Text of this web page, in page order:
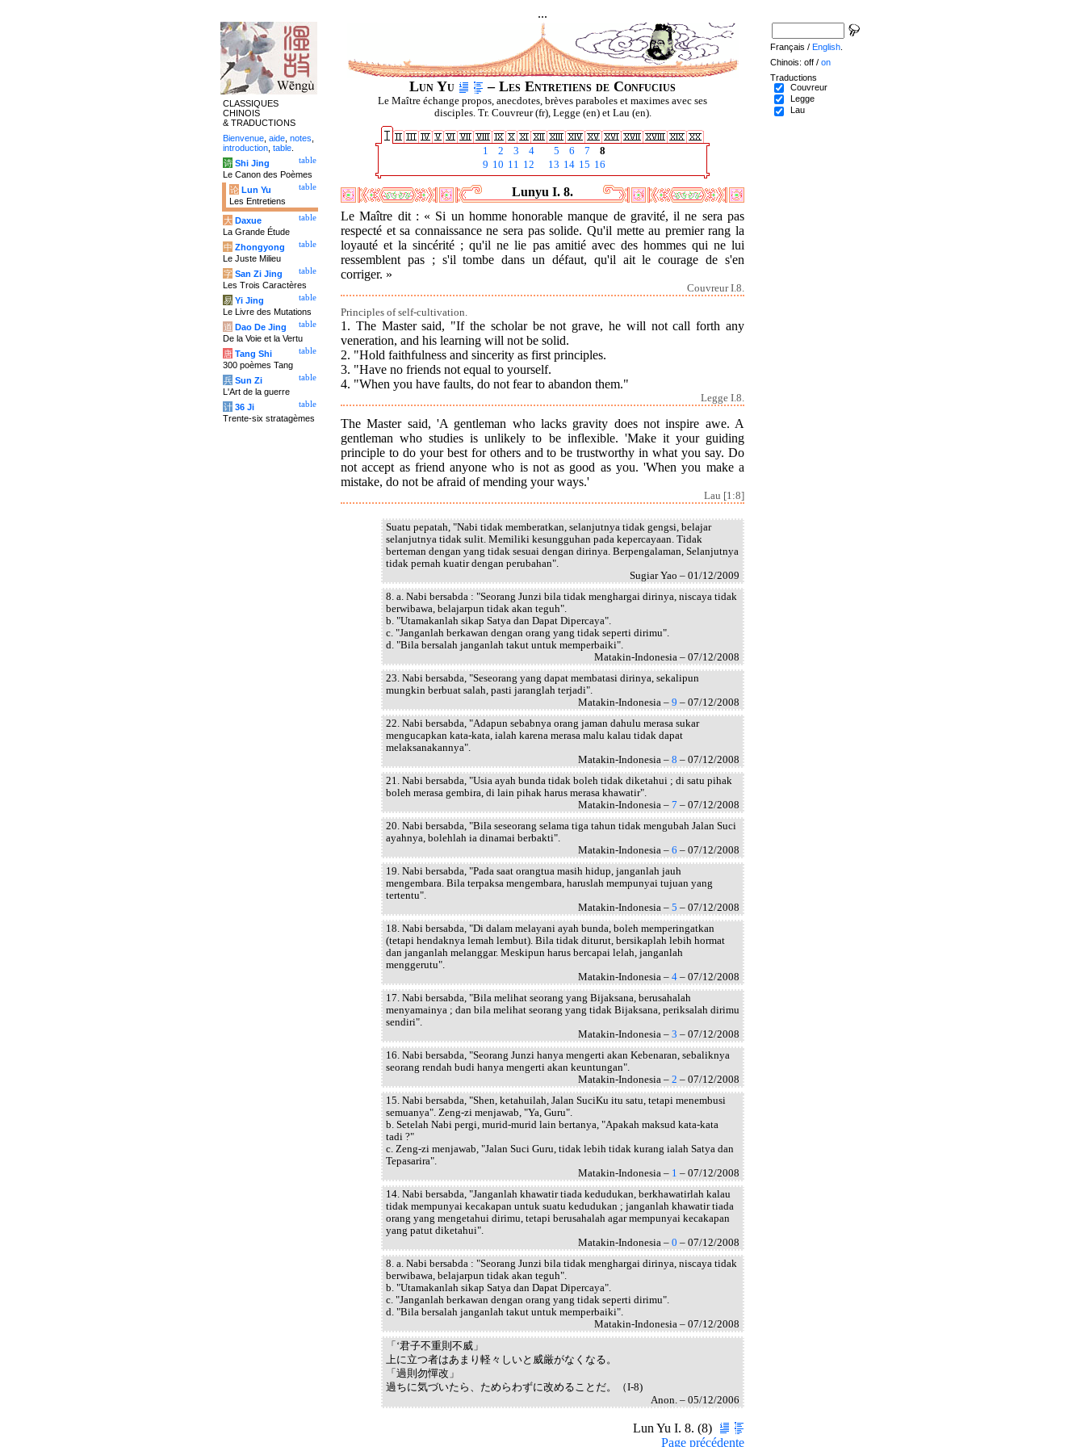
...
Lun Yu – Les Entretiens de Confucius
Le Maître échange propos, anecdotes, brèves paraboles et maximes avec ses
disciples. Tr. Couvreur (fr), Legge (en) et Lau (en).
1 2 3 4 5 6 7
8
9 10 11 12 13 14 15 16
Lunyu I. 8.
Le Maître dit : « Si un homme honorable manque de gravité, il ne sera pas
respecté et sa connaissance ne sera pas solide. Qu'il mette au premier rang la
loyauté et la sincérité ; qu'il ne lie pas amitié avec des hommes qui ne lui
ressemblent pas ; s'il tombe dans un défaut, qu'il ait le courage de s'en
corriger. »
Couvreur I.8.
Principles of self-cultivation.
1. The Master said, "If the scholar be not grave, he will not call forth any
veneration, and his learning will not be solid.
2. "Hold faithfulness and sincerity as first principles.
3. "Have no friends not equal to yourself.
4. "When you have faults, do not fear to abandon them."
Legge I.8.
The Master said, 'A gentleman who lacks gravity does not inspire awe. A
gentleman who studies is unlikely to be inflexible. 'Make it your guiding
principle to do your best for others and to be trustworthy in what you say. Do
not accept as friend anyone who is not as good as you. 'When you make a
mistake, do not be afraid of mending your ways.'
Lau [1:8]
Suatu pepatah, "Nabi tidak memberatkan, selanjutnya tidak gengsi, belajar
selanjutnya tidak sulit. Memiliki kesungguhan pada kepercayaan. Tidak
berteman dengan yang tidak sesuai dengan dirinya. Berpengalaman, Selanjutnya
tidak pernah kuatir dengan perubahan".
Sugiar Yao – 01/12/2009
8. a. Nabi bersabda : "Seorang Junzi bila tidak menghargai dirinya, niscaya tidak
berwibawa, belajarpun tidak akan teguh".
b. "Utamakanlah sikap Satya dan Dapat Dipercaya".
c. "Janganlah berkawan dengan orang yang tidak seperti dirimu".
d. "Bila bersalah janganlah takut untuk memperbaiki".
Matakin-Indonesia – 07/12/2008
23. Nabi bersabda, "Seseorang yang dapat membatasi dirinya, sekalipun
mungkin berbuat salah, pasti jaranglah terjadi".
Matakin-Indonesia – 9 – 07/12/2008
22. Nabi bersabda, "Adapun sebabnya orang jaman dahulu merasa sukar
mengucapkan kata-kata, ialah karena merasa malu kalau tidak dapat
melaksanakannya".
Matakin-Indonesia – 8 – 07/12/2008
21. Nabi bersabda, "Usia ayah bunda tidak boleh tidak diketahui ; di satu pihak
boleh merasa gembira, di lain pihak harus merasa khawatir".
Matakin-Indonesia – 7 – 07/12/2008
20. Nabi bersabda, "Bila seseorang selama tiga tahun tidak mengubah Jalan Suci
ayahnya, bolehlah ia dinamai berbakti".
Matakin-Indonesia – 6 – 07/12/2008
19. Nabi bersabda, "Pada saat orangtua masih hidup, janganlah jauh
mengembara. Bila terpaksa mengembara, haruslah mempunyai tujuan yang
tertentu".
Matakin-Indonesia – 5 – 07/12/2008
18. Nabi bersabda, "Di dalam melayani ayah bunda, boleh memperingatkan
(tetapi hendaknya lemah lembut). Bila tidak diturut, bersikaplah lebih hormat
dan janganlah melanggar. Meskipun harus bercapai lelah, janganlah
menggerutu".
Matakin-Indonesia – 4 – 07/12/2008
17. Nabi bersabda, "Bila melihat seorang yang Bijaksana, berusahalah
menyamainya ; dan bila melihat seorang yang tidak Bijaksana, periksalah dirimu
sendiri".
Matakin-Indonesia – 3 – 07/12/2008
16. Nabi bersabda, "Seorang Junzi hanya mengerti akan Kebenaran, sebaliknya
seorang rendah budi hanya mengerti akan keuntungan".
Matakin-Indonesia – 2 – 07/12/2008
15. Nabi bersabda, "Shen, ketahuilah, Jalan SuciKu itu satu, tetapi menembusi
semuanya". Zeng-zi menjawab, "Ya, Guru".
b. Setelah Nabi pergi, murid-murid lain bertanya, "Apakah maksud kata-kata
tadi ?"
c. Zeng-zi menjawab, "Jalan Suci Guru, tidak lebih tidak kurang ialah Satya dan
Tepasarira".
Matakin-Indonesia – 1 – 07/12/2008
14. Nabi bersabda, "Janganlah khawatir tiada kedudukan, berkhawatirlah kalau
tidak mempunyai kecakapan untuk suatu kedudukan ; janganlah khawatir tiada
orang yang mengetahui dirimu, tetapi berusahalah agar mempunyai kecakapan
yang patut diketahui".
Matakin-Indonesia – 0 – 07/12/2008
8. a. Nabi bersabda : "Seorang Junzi bila tidak menghargai dirinya, niscaya tidak
berwibawa, belajarpun tidak akan teguh".
b. "Utamakanlah sikap Satya dan Dapat Dipercaya".
c. "Janganlah berkawan dengan orang yang tidak seperti dirimu".
d. "Bila bersalah janganlah takut untuk memperbaiki".
Matakin-Indonesia – 07/12/2008
「‘君子不重則不威」
上に立つ者はあまり軽々しいと威厳がなくなる。
「過則勿憚改」
過ちに気づいたら、ためらわずに改めることだ。（I-8)
Anon. – 05/12/2006
Lun Yu I. 8. (8)
Page précédente
CLASSIQUES
CHINOIS
& TRADUCTIONS
Bienvenue aide notes
introduction table
table
诗 Shi Jing
Le Canon des Poèmes
table
论 Lun Yu
Les Entretiens
table
大 Daxue
La Grande Étude
table
中 Zhongyong
Le Juste Milieu
table
字 San Zi Jing
Les Trois Caractères
table
易 Yi Jing
Le Livre des Mutations
table
道 Dao De Jing
De la Voie et la Vertu
table
唐 Tang Shi
300 poèmes Tang
table
兵 Sun Zi
L'Art de la guerre
table
计 36 Ji
Trente-six stratagèmes
Français / English
Chinois: off / on
Traductions
Couvreur
Legge
Lau